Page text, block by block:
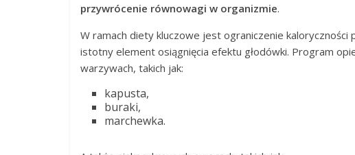
przywrócenie równowagi w organizmie.
W ramach diety kluczowe jest ograniczenie kaloryczności
istotny element osiągnięcia efektu głodówki. Program
warzywach, takich jak:
kapusta,
buraki,
marchewka.